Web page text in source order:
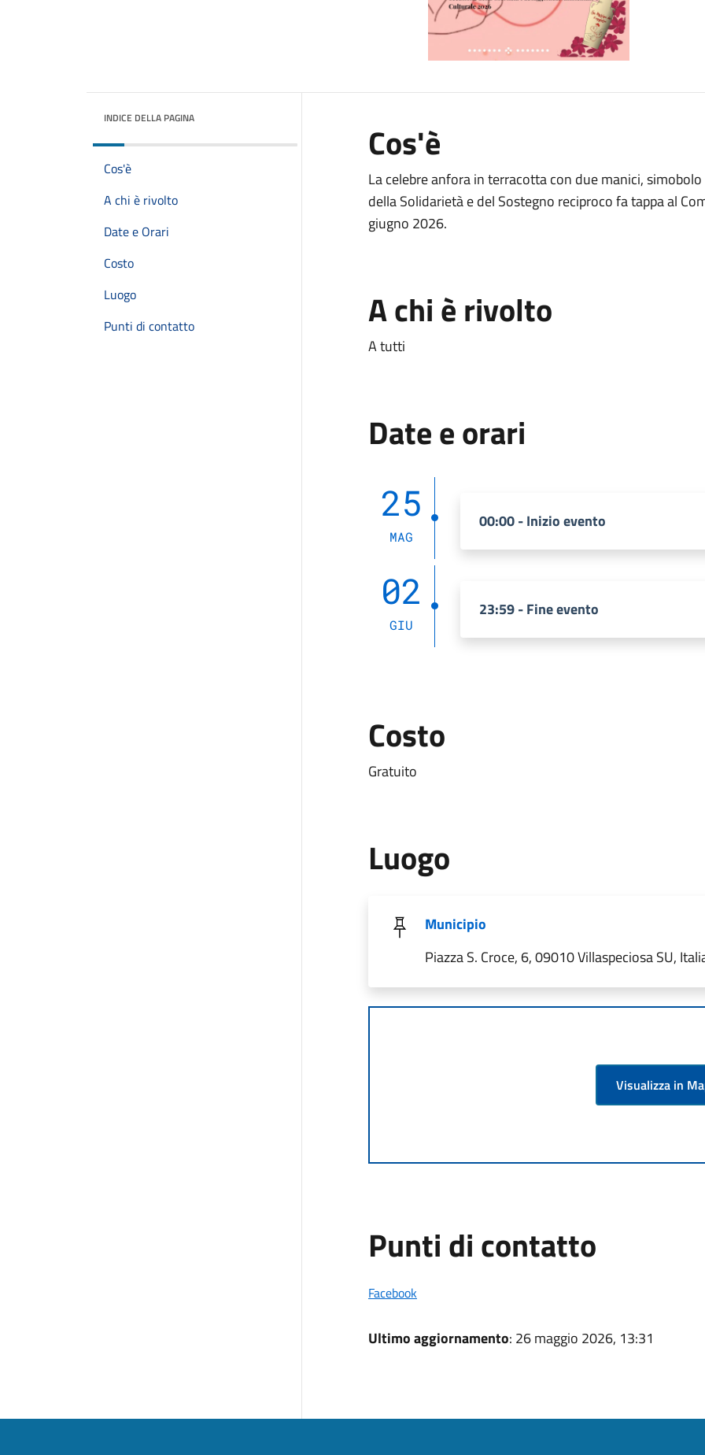
INDICE DELLA PAGINA
Cos'è
A chi è rivolto
Date e Orari
Costo
Luogo
Punti di contatto
Cos'è
La celebre anfora in terracotta con due manici,
della Solidarietà e del Sostegno reciproco fa tappa al
giugno 2026.
A chi è rivolto
A tutti
Date e orari
25
MAG
00:00 - Inizio evento
02
GIU
23:59 - Fine evento
Costo
Gratuito
Luogo
Municipio
Piazza S. Croce, 6, 09010 Villaspeciosa SU,
Visualizza in
Punti di contatto
Facebook
Ultimo aggiornamento: 26 maggio 2026, 13:31